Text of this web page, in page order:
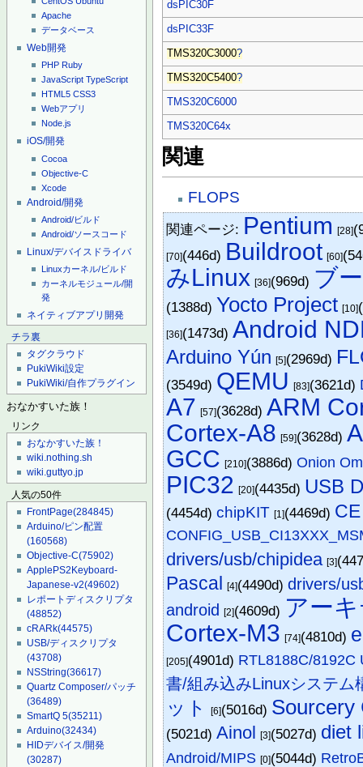
Apache
データベース
Web開発
PHP Ruby
JavaScript TypeScript
HTML5 CSS3
Webアプリ
Node.js
iOS/開発
Cocoa
Objective-C
Xcode
Android/開発
Android/ビルド
Android/ソースコード
Linux/デバイスドライバ
Linuxカーネル/ビルド
カーネルモジュール/開
発
ネイティブアプリ開発
チラ裏
タグクラウド
PukiWiki設定
PukiWiki/自作プラグイン
おなかすいた族！
リンク
おなかすいた族！
wiki.nothing.sh
wiki.guttyo.jp
人気の50件
FrontPage(284845)
Arduino/ピン配置
(160568)
Objective-C(75902)
ApplePS2Keyboard-
Japanese-v2(49602)
レポートディスクリプタ
(48852)
cRARk(44575)
USB/ディスクリプタ
(43708)
NSString(36617)
Quartz Composer/パッチ
(36489)
SmartQ 5(35211)
Arduino(32434)
HIDデバイス/開発
(30287)
dsPIC30F
dsPIC33F
TMS320C3000?
TMS320C5400?
TMS320C6000
TMS320C64x
関連
FLOPS
関連ページ: Pentium [28]
[70](446d) Buildroot [60]
みLinux [36](969d) ブ
(1388d) Yocto Project [10]
[36](1473d)Android
Arduino Yún [5](2969d)
(3549d) QEMU [83](3621d)
A7 [57](3628d)ARM
Cortex-A8 [59](3628d)
GCC [210](3886d)Onion
PIC32 [20](4435d) USB
(4454d)chipKIT [1](4469d)
drivers/usb/chipidea [3]
Pascal [4](4490d)drivers/
android [2](4609d) アー
Cortex-M3 [74](4810d)
[205](4901d) RTL8188C/8192C
書/組み込みLinuxシステム
ット [6](5016d) Sourcery
(5021d)Ainol [3](5027d) diet
Android/MIPS [0](5044d)